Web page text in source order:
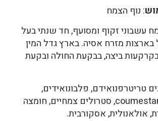
: נוף הצמח
עשבוני זקוף ומסועף, חד שנתי בעל
בארצות מזרח אסיה. בארץ גדל המין
ביצה, בבקעת החולה ובקעת
טריטרפנואידם, פלבונואידים,
אלקלואידים, coumestans, סטרולים צמחיים, חומצה
אולאנולית, אסקורבית.